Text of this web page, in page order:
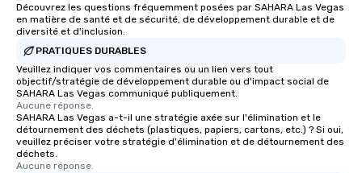
Découvrez les questions fréquemment posées par SAHARA Las Vegas
en matière de santé et de sécurité, de développement durable et de
diversité et d'inclusion.
PRATIQUES DURABLES
Veuillez indiquer vos commentaires ou un lien vers tout
objectif/stratégie de développement durable ou d'impact social de
SAHARA Las Vegas communiqué publiquement.
Aucune réponse.
SAHARA Las Vegas a-t-il une stratégie axée sur l'élimination et le
détournement des déchets (plastiques, papiers, cartons, etc.) ? Si oui,
veuillez préciser votre stratégie d'élimination et de détournement des
déchets.
Aucune réponse.